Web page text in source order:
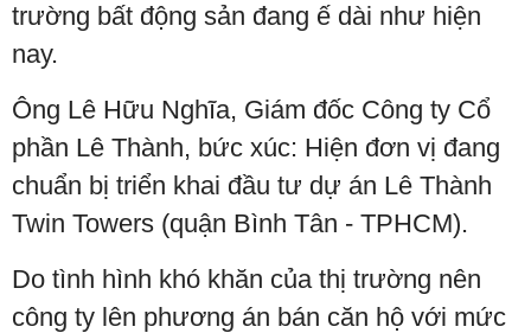
trường bất động sản đang ế dài như hiện
nay.
Ông Lê Hữu Nghĩa, Giám đốc Công ty Cổ
phần Lê Thành, bức xúc: Hiện đơn vị đang
chuẩn bị triển khai đầu tư dự án Lê Thành
Twin Towers (quận Bình Tân - TPHCM).
Do tình hình khó khăn của thị trường nên
công ty lên phương án bán căn hộ với mức